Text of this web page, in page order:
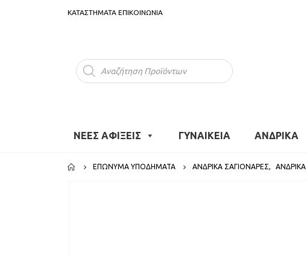
ΚΑΤΑΣΤΗΜΑΤΑ ΕΠΙΚΟΙΝΩΝΙΑ
Products
search
ΝΕΕΣ ΑΦΙΞΕΙΣ ΓΥΝΑΙΚΕΙΑ ΑΝΔΡΙΚΑ
ΕΠΏΝΥΜΑ ΥΠΟΔΉΜΑΤΑ ΑΝΔΡΙΚΆ ΣΑΓΙΟΝΆΡΕΣ, ΑΝΔΡΙΚΑ